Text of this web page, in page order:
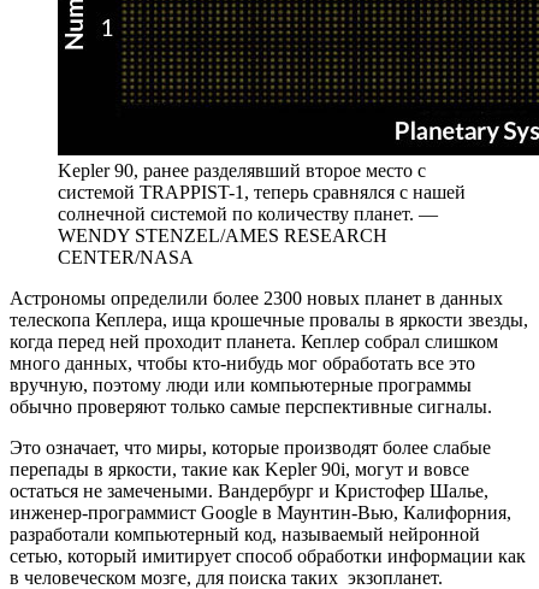
Kepler 90, ранее разделявший второе место с
системой TRAPPIST-1, теперь сравнялся с нашей
солнечной системой по количеству планет. —
WENDY STENZEL/AMES RESEARCH
CENTER/NASA
Астрономы определили более 2300 новых планет в данных
телескопа Кеплера, ища крошечные провалы в яркости звезды,
когда перед ней проходит планета. Кеплер собрал слишком
много данных, чтобы кто-нибудь мог обработать все это
вручную, поэтому люди или компьютерные программы
обычно проверяют только самые перспективные сигналы.
Это означает, что миры, которые производят более слабые
перепады в яркости, такие как Kepler 90i, могут и вовсе
остаться не замечеными. Вандербург и Кристофер Шалье,
инженер-программист Google в Маунтин-Вью, Калифорния,
разработали компьютерный код, называемый нейронной
сетью, который имитирует способ обработки информации как
в человеческом мозге, для поиска таких экзопланет.